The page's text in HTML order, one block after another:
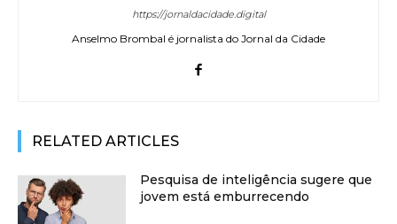
https://jornaldacidade.digital
Anselmo Brombal é jornalista do Jornal da Cidade
RELATED ARTICLES
Pesquisa de inteligência sugere que
jovem está emburrecendo